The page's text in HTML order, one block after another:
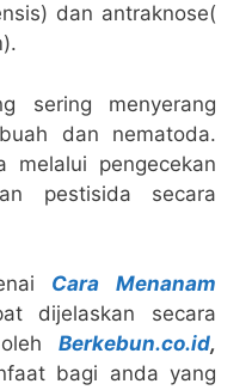
dan antraknose(
sering menyerang
dan nematoda.
melalui pengecekan
pestisida secara
Cara Menanam
dijelaskan secara
Berkebun.co.id,
bagi anda yang